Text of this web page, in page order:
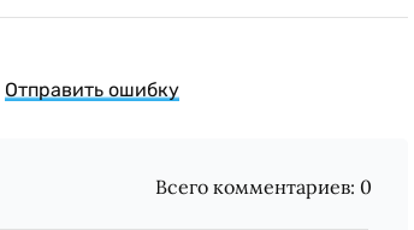
Отправить ошибку
Всего комментариев: 0